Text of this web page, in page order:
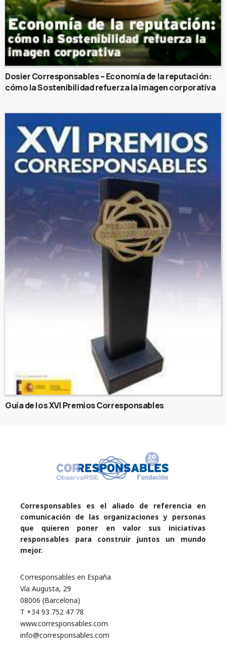
Dosier Corresponsables – Economía de la reputación:
cómo la Sostenibilidad refuerza la imagen corporativa
Guía de los XVI Premios Corresponsables
Corresponsables es el aliado de referencia en
comunicación de las organizaciones y personas
que quieren poner en valor sus iniciativas
responsables para construir juntos un mundo
mejor.
Corresponsables en España
Vía Augusta, 29
08006 (Barcelona)
T +34 93 752 47 78
www.corresponsables.com
info@corresponsables.com